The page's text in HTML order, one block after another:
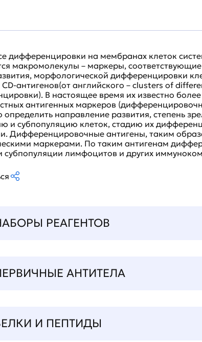
дифференцировки на мембранах клеток
макромолекулы – маркеры,
морфологической дифференцировки
антигенов(от английского – clusters of
В настоящее время их известно
антигенных маркеров
направление развития, степень
и субпопуляцию клеток, стадию их
Дифференцировочные антигены, таким
маркерами. По таким антигенам
субпопуляции лимфоцитов и других
РЕАГЕНТОВ
АНТИТЕЛА
И ПЕПТИДЫ